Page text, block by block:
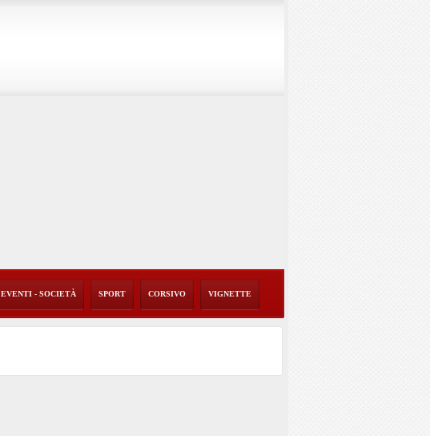
EVENTI - SOCIETÀ SPORT CORSIVO VIGNETTE